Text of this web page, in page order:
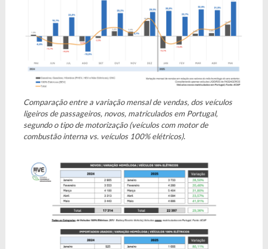
Comparação entre a variação mensal de vendas, dos veículos
ligeiros de passageiros, novos, matriculados em Portugal,
segundo o tipo de motorização (veículos com motor de
combustão interna vs. veículos 100% elétricos).